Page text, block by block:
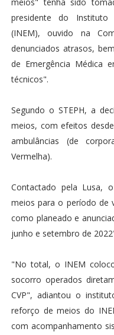
meios" tenha sido
presidente do Instituto
(INEM), ouvido na
denunciados atrasos,
de Emergência Médica
técnicos".
Segundo o STEPH, a
meios, com efeitos
ambulâncias (de
Vermelha).
Contactado pela Lusa,
meios para o período de
como planeado e
junho e setembro de
"No total, o INEM
socorro operados
CVP", adiantou o
reforço de meios do
com acompanhamento